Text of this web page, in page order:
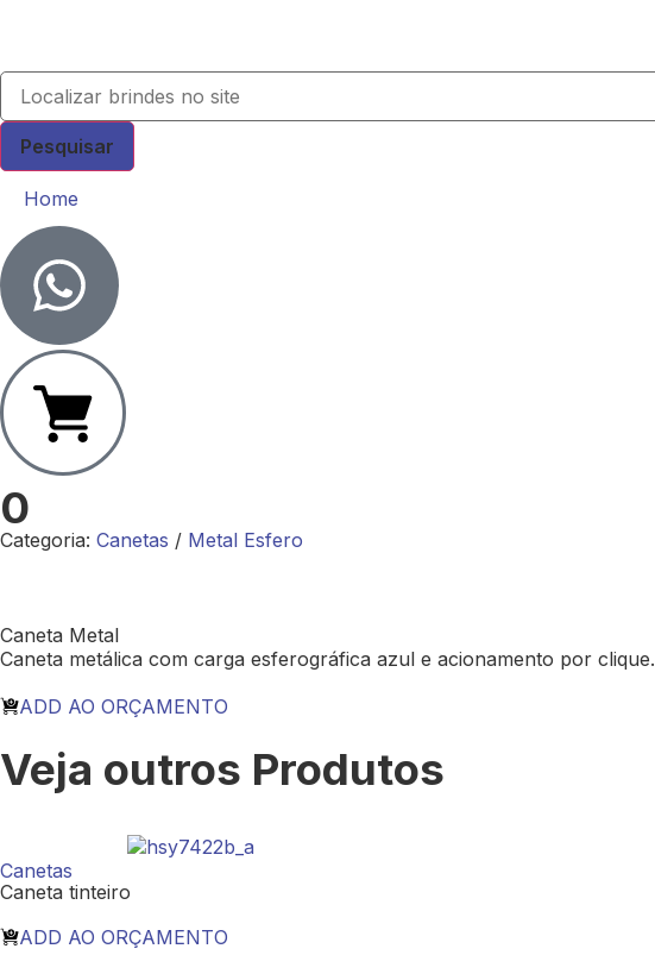
Pesquisar
Home
0
Categoria: Canetas / Metal Esfero
Caneta Metal
Caneta metálica com carga esferográfica azul e acionamento por clique.
ADD AO ORÇAMENTO
Veja outros Produtos
Canetas
Caneta tinteiro
ADD AO ORÇAMENTO